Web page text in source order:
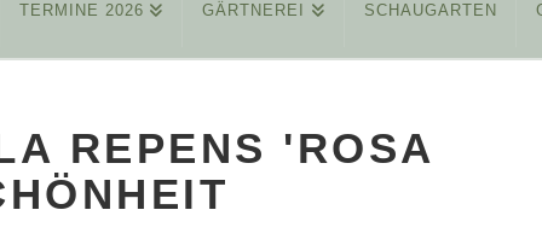
REINHARD
MÄRZ 26, 2015
TERMINE 2026 GÄRTNEREI SCHAUGARTEN
REPENS 'ROSA